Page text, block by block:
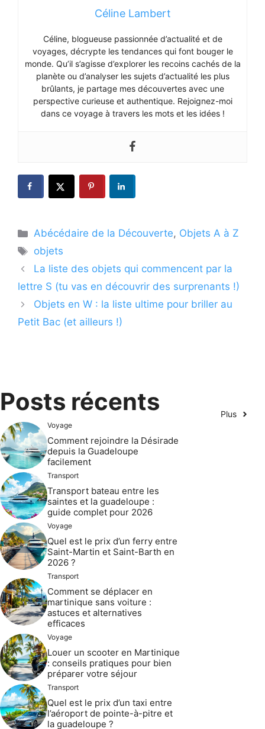
Céline Lambert
Céline, blogueuse passionnée d’actualité et de
voyages, décrypte les tendances qui font bouger le
monde. Qu’il s’agisse d’explorer les recoins cachés de la
planète ou d’analyser les sujets d’actualité les plus
brûlants, je partage mes découvertes avec une
perspective curieuse et authentique. Rejoignez-moi
dans ce voyage à travers les mots et les idées !
Catégories
Abécédaire de la Découverte, Objets A à Z
Étiquettes
objets
La liste des objets qui commencent par la
lettre S (tu vas en découvrir des surprenants !)
Objets en W : la liste ultime pour briller au
Petit Bac (et ailleurs !)
Posts récents Plus
Voyage
Comment rejoindre la Désirade
depuis la Guadeloupe
facilement
Transport
Transport bateau entre les
saintes et la guadeloupe :
guide complet pour 2026
Voyage
Quel est le prix d’un ferry entre
Saint-Martin et Saint-Barth en
2026 ?
Transport
Comment se déplacer en
martinique sans voiture :
astuces et alternatives
efficaces
Voyage
Louer un scooter en Martinique
: conseils pratiques pour bien
préparer votre séjour
Transport
Quel est le prix d’un taxi entre
l’aéroport de pointe-à-pitre et
la guadeloupe ?